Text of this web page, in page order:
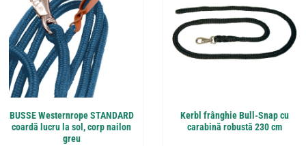
BUSSE Westernrope STANDARD
coardă lucru la sol, corp nailon
greu
Kerbl frânghie Bull-Snap cu
carabină robustă 230 cm